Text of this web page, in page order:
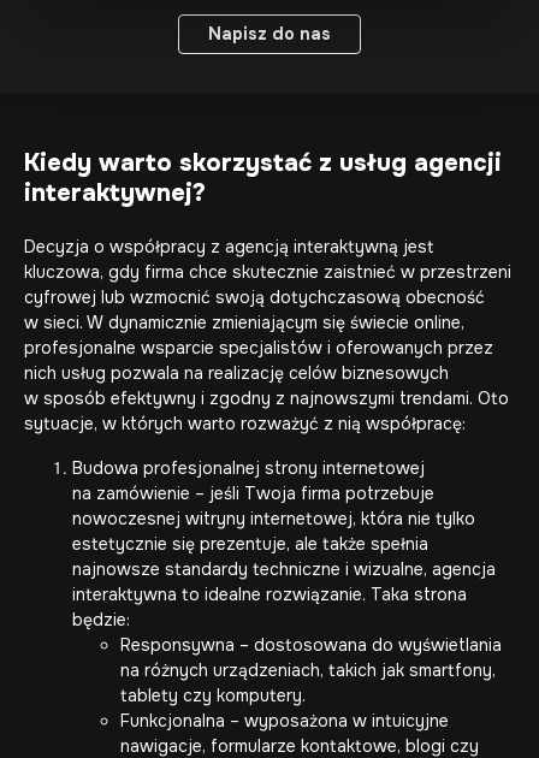
Napisz do nas
Kiedy warto skorzystać z usług agencji
interaktywnej?
Decyzja o współpracy z agencją interaktywną jest
kluczowa, gdy firma chce skutecznie zaistnieć w przestrzeni
cyfrowej lub wzmocnić swoją dotychczasową obecność
w sieci. W dynamicznie zmieniającym się świecie online,
profesjonalne wsparcie specjalistów i oferowanych przez
nich usług pozwala na realizację celów biznesowych
w sposób efektywny i zgodny z najnowszymi trendami. Oto
sytuacje, w których warto rozważyć z nią współpracę:
Budowa profesjonalnej strony internetowej
na zamówienie – jeśli Twoja firma potrzebuje
nowoczesnej witryny internetowej, która nie tylko
estetycznie się prezentuje, ale także spełnia
najnowsze standardy techniczne i wizualne, agencja
interaktywna to idealne rozwiązanie. Taka strona
będzie:
Responsywna – dostosowana do wyświetlania
na różnych urządzeniach, takich jak smartfony,
tablety czy komputery.
Funkcjonalna – wyposażona w intuicyjne
nawigacje, formularze kontaktowe, blogi czy